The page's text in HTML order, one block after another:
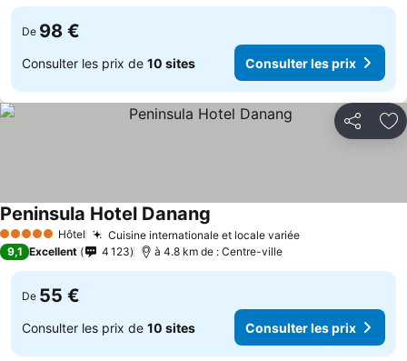
De 98 €
Consulter les prix de 10 sites Consulter les prix
Partager
5 Étoiles Hôtel Cuisine internationale et locale variéeConsulter les
Peninsula Hotel Danang
9,1 Excellent 4 123 à 4.8 km de : Centre-ville
De 55 €
Consulter les prix de 10 sites Consulter les prix